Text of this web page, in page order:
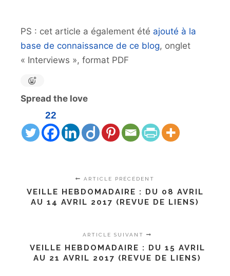
PS : cet article a également été ajouté à la
base de connaissance de ce blog, onglet
« Interviews », format PDF
Spread the love
22
ARTICLE PRÉCÉDENT
VEILLE HEBDOMADAIRE : DU 08 AVRIL
AU 14 AVRIL 2017 (REVUE DE LIENS)
ARTICLE SUIVANT
VEILLE HEBDOMADAIRE : DU 15 AVRIL
AU 21 AVRIL 2017 (REVUE DE LIENS)